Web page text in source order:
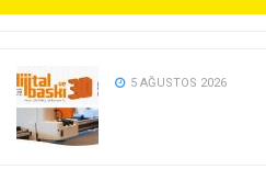
5 AĞUSTOS 2026